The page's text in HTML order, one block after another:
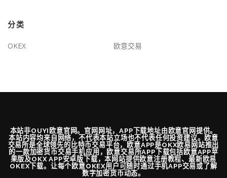
分类
OKEX 欧意交易
本站非OUYI欧意官网。官网网址，APP下载地址由欧意官网提供。
本站内容均来自网络，不代表本站立场也不代表任何投资建议。欧意
交易所是全球领先的比特币交易平台，欧意APP是OKX欧易网站推出
的一款加密货币交易手机应用，欧意交易所APP下载包括欧意APP苹
果版及OKX APP安卓版下载，本网站提供欧意注册教程、最新欧易
OKEX下载。让每个欧意OKEX用户可随时通过手机APP交易或了解
数字加密货币动态。